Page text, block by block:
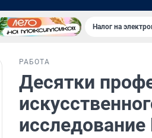
Налог на
РАБОТА
Десятки